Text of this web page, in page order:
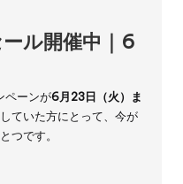
ール開催中｜6
ペーンが6月23日（火）ま
ていた方にとって、今が
つです。